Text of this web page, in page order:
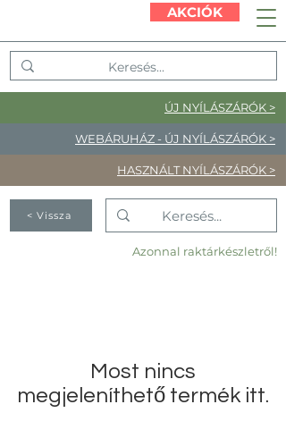
ÚJ NYÍLÁSZÁRÓK >
WEBÁRUHÁZ - ÚJ NYÍLÁSZÁRÓK >
HASZNÁLT NYÍLÁSZÁRÓK >
AKCIÓK
< Vissza
Azonnal raktárkészletről!
Most nincs
megjeleníthető termék itt.